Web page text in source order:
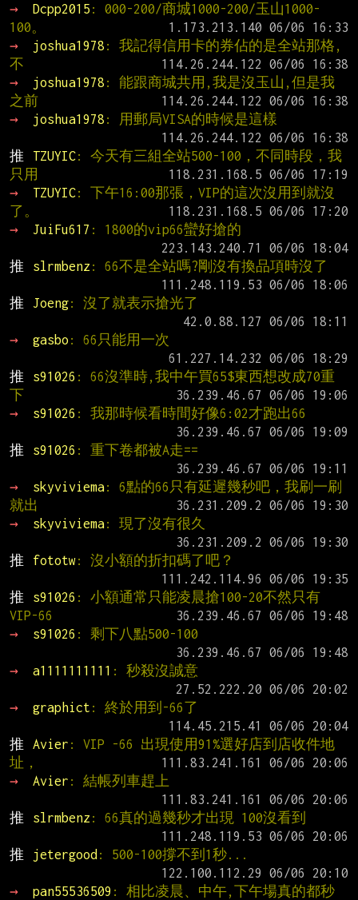
→
Dcpp2015 : 000-200/商城1000-200/玉山1000-
100。
→
joshua1978 : 我記得信用卡的券佔的是全站那格,
不
→
joshua1978 : 能跟商城共用,我是沒玉山,但是我
之前
→
joshua1978 : 用郵局VISA的時候是這樣
推
TZUYIC: 今天有三組全站500-100，不同時段，我
只用
→
TZUYIC: 下午16:00那張，VIP的這次沒用到就沒
了。
→
JuiFu617 : 1800的vip66蠻好搶的
推
slrmbenz : 66不是全站嗎?剛沒有換品項時沒了
推
Joeng: 沒了就表示搶光了
→
gasbo : 66只能用一次
推
s91026 : 66沒準時,我中午買65$東西想改成70重
下
→
s91026 : 我那時候看時間好像6:02才跑出66
推
s91026 : 重下卷都被A走==
→
skyviviema: 6點的66只有延遲幾秒吧，我刷一刷
就出
→
skyviviema: 現了沒有很久
推
fototw: 沒小額的折扣碼了吧？
推
s91026 : 小額通常只能凌晨搶100-20不然只有
VIP-66
→
s91026 : 剩下八點500-100
→
a1111111111 : 秒殺沒誠意
→
graphict : 終於用到-66了
推
Avier : VIP -66 出現使用91%選好店到店收件地
址，
→
Avier : 結帳列車趕上
推
slrmbenz : 66真的過幾秒才出現 100沒看到
推
jetergood : 500-100撐不到1秒...
→
pan55536509 : 相比凌晨、中午,下午場真的都秒